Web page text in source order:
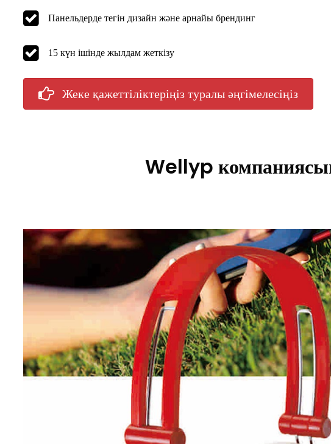
Панельдерде тегін дизайн және арнайы брендинг
15 күн ішінде жылдам жеткізу
Жеке қажеттіліктеріңіз туралы әңгімелесіңіз
Wellyp